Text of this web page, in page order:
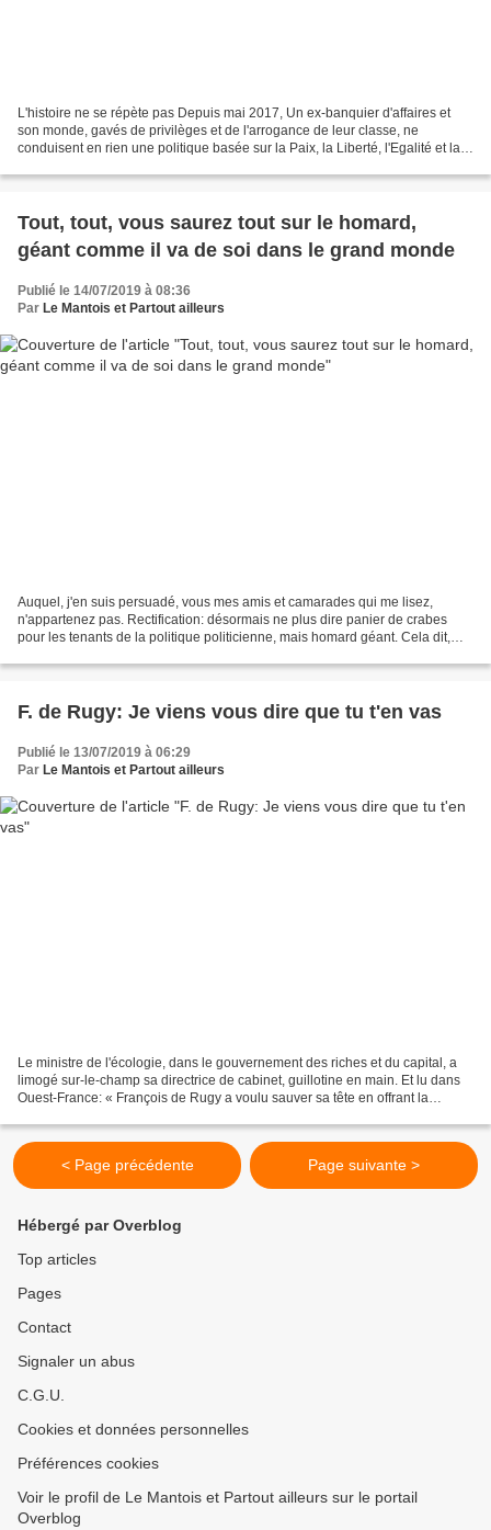
L'histoire ne se répète pas Depuis mai 2017, Un ex-banquier d'affaires et
son monde, gavés de privilèges et de l'arrogance de leur classe, ne
conduisent en rien une politique basée sur la Paix, la Liberté, l'Egalité et la
Tout, tout, vous saurez tout sur le homard,
géant comme il va de soi dans le grand monde
Publié le 14/07/2019 à 08:36
Par Le Mantois et Partout ailleurs
Auquel, j'en suis persuadé, vous mes amis et camarades qui me lisez,
n'appartenez pas. Rectification: désormais ne plus dire panier de crabes
pour les tenants de la politique politicienne, mais homard géant. Cela dit,
F. de Rugy: Je viens vous dire que tu t'en vas
Publié le 13/07/2019 à 06:29
Par Le Mantois et Partout ailleurs
Le ministre de l'écologie, dans le gouvernement des riches et du capital, a
limogé sur-le-champ sa directrice de cabinet, guillotine en main. Et lu dans
Ouest-France: « François de Rugy a voulu sauver sa tête en offrant la
< Page précédente Page suivante >
Hébergé par Overblog
Top articles
Pages
Contact
Signaler un abus
C.G.U.
Cookies et données personnelles
Préférences cookies
Voir le profil de Le Mantois et Partout ailleurs sur le portail
Overblog